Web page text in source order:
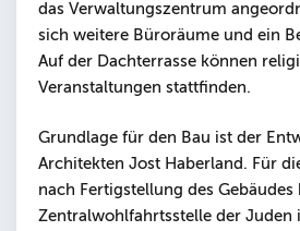
das Verwaltungszentrum
sich weitere Büroräume und ein
Auf der Dachterrasse können
Veranstaltungen stattfinden.
Grundlage für den Bau ist der
Architekten Jost Haberland. Für
nach Fertigstellung des Gebäudes
Zentralwohlfahrtsstelle der Juden